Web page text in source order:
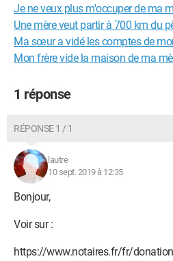
Je ne veux plus m'occuper de ma
Une mère veut partir à 700 km du
Ma sœur a vidé les comptes de
Mon frère vide la maison de ma
1 réponse
RÉPONSE 1 / 1
lautre
10 sept. 2019 à 12:35
Bonjour,
Voir sur :
https://www.notaires.fr/fr/